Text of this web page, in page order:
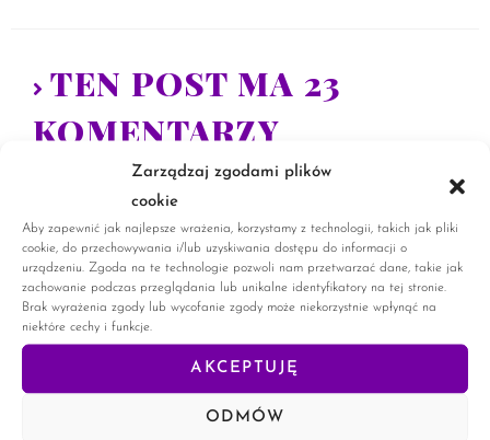
Zarządzaj zgodami plików
cookie
Aby zapewnić jak najlepsze wrażenia, korzystamy z technologii, takich jak pliki
cookie, do przechowywania i/lub uzyskiwania dostępu do informacji o
urządzeniu. Zgoda na te technologie pozwoli nam przetwarzać dane, takie jak
zachowanie podczas przeglądania lub unikalne identyfikatory na tej stronie.
Brak wyrażenia zgody lub wycofanie zgody może niekorzystnie wpłynąć na
niektóre cechy i funkcje.
AKCEPTUJĘ
ODMÓW
TEN POST MA 23
KOMENTARZY
Martyna K. 4 STYCZNIA, 2022
Trochę czytałam na ten temat, ale Twój wpis
w większości jest dla mnie nowością.
Mirosława Dudko